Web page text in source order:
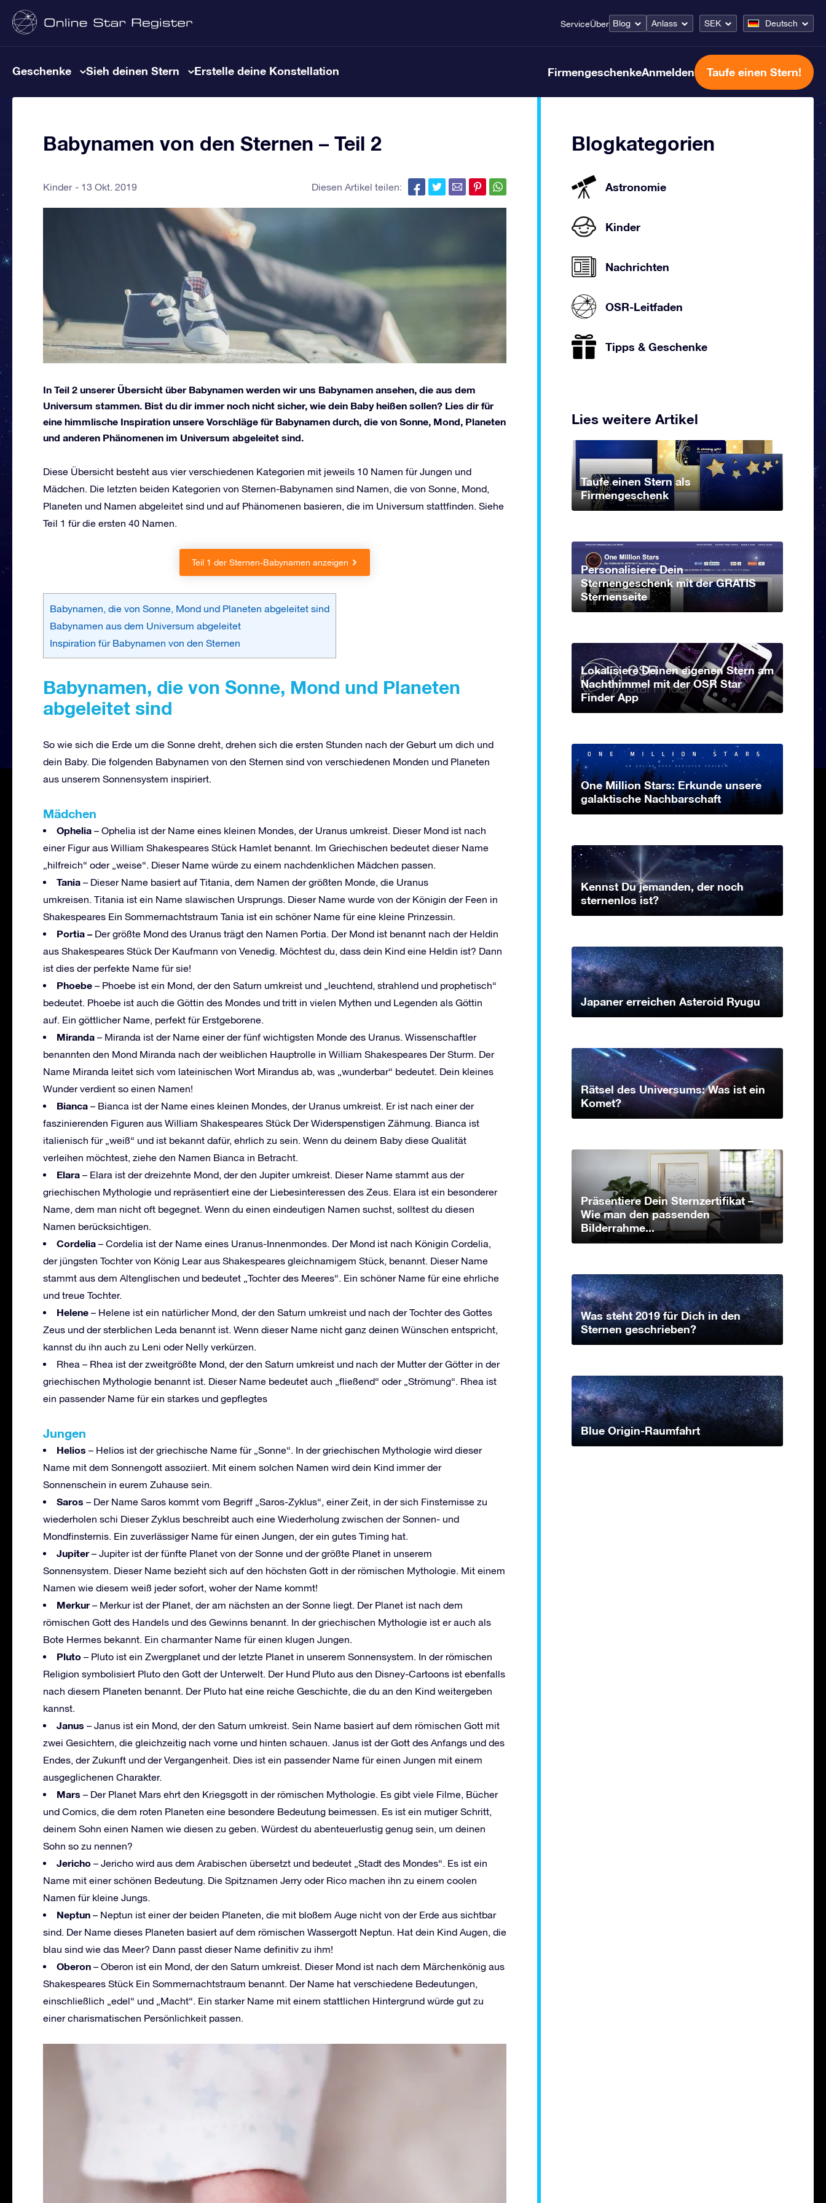
ServiceÜber Blog Anlass SEK Deutsch
Geschenke Sieh deinen Stern Erstelle deine Konstellation FirmengeschenkeAnmelden Taufe einen Stern!
Babynamen von den Sternen – Teil 2
Kinder 13 Okt. 2019 Diesen Artikel teilen:
In Teil 2 unserer Übersicht über Babynamen werden wir uns Babynamen ansehen, die aus dem
Universum stammen. Bist du dir immer noch nicht sicher, wie dein Baby heißen sollen? Lies dir für
eine himmlische Inspiration unsere Vorschläge für Babynamen durch, die von Sonne, Mond, Planeten
und anderen Phänomenen im Universum abgeleitet sind.
Diese Übersicht besteht aus vier verschiedenen Kategorien mit jeweils 10 Namen für Jungen und
Mädchen. Die letzten beiden Kategorien von Sternen-Babynamen sind Namen, die von Sonne, Mond,
Planeten und Namen abgeleitet sind und auf Phänomenen basieren, die im Universum stattfinden. Siehe
Teil 1 für die ersten 40 Namen.
Teil 1 der Sternen-Babynamen anzeigen
Babynamen, die von Sonne, Mond und Planeten abgeleitet sind
Babynamen aus dem Universum abgeleitet
Inspiration für Babynamen von den Sternen
Babynamen, die von Sonne, Mond und Planeten
abgeleitet sind
So wie sich die Erde um die Sonne dreht, drehen sich die ersten Stunden nach der Geburt um dich und
dein Baby. Die folgenden Babynamen von den Sternen sind von verschiedenen Monden und Planeten
aus unserem Sonnensystem inspiriert.
Mädchen
Ophelia – Ophelia ist der Name eines kleinen Mondes, der Uranus umkreist. Dieser Mond ist nach
einer Figur aus William Shakespeares Stück Hamlet benannt. Im Griechischen bedeutet dieser Name
„hilfreich“ oder „weise“. Dieser Name würde zu einem nachdenklichen Mädchen passen.
Tania – Dieser Name basiert auf Titania, dem Namen der größten Monde, die Uranus
umkreisen. Titania ist ein Name slawischen Ursprungs. Dieser Name wurde von der Königin der Feen in
Shakespeares Ein Sommernachtstraum Tania ist ein schöner Name für eine kleine Prinzessin.
Portia – Der größte Mond des Uranus trägt den Namen Portia. Der Mond ist benannt nach der Heldin
aus Shakespeares Stück Der Kaufmann von Venedig. Möchtest du, dass dein Kind eine Heldin ist? Dann
ist dies der perfekte Name für sie!
Phoebe – Phoebe ist ein Mond, der den Saturn umkreist und „leuchtend, strahlend und prophetisch“
bedeutet. Phoebe ist auch die Göttin des Mondes und tritt in vielen Mythen und Legenden als Göttin
auf. Ein göttlicher Name, perfekt für Erstgeborene.
Miranda – Miranda ist der Name einer der fünf wichtigsten Monde des Uranus. Wissenschaftler
benannten den Mond Miranda nach der weiblichen Hauptrolle in William Shakespeares Der Sturm. Der
Name Miranda leitet sich vom lateinischen Wort Mirandus ab, was „wunderbar“ bedeutet. Dein kleines
Wunder verdient so einen Namen!
Bianca – Bianca ist der Name eines kleinen Mondes, der Uranus umkreist. Er ist nach einer der
faszinierenden Figuren aus William Shakespeares Stück Der Widerspenstigen Zähmung. Bianca ist
italienisch für „weiß“ und ist bekannt dafür, ehrlich zu sein. Wenn du deinem Baby diese Qualität
verleihen möchtest, ziehe den Namen Bianca in Betracht.
Elara – Elara ist der dreizehnte Mond, der den Jupiter umkreist. Dieser Name stammt aus der
griechischen Mythologie und repräsentiert eine der Liebesinteressen des Zeus. Elara ist ein besonderer
Name, dem man nicht oft begegnet. Wenn du einen eindeutigen Namen suchst, solltest du diesen
Namen berücksichtigen.
Cordelia – Cordelia ist der Name eines Uranus-Innenmondes. Der Mond ist nach Königin Cordelia,
der jüngsten Tochter von König Lear aus Shakespeares gleichnamigem Stück, benannt. Dieser Name
stammt aus dem Altenglischen und bedeutet „Tochter des Meeres“. Ein schöner Name für eine ehrliche
und treue Tochter.
Helene – Helene ist ein natürlicher Mond, der den Saturn umkreist und nach der Tochter des Gottes
Zeus und der sterblichen Leda benannt ist. Wenn dieser Name nicht ganz deinen Wünschen entspricht,
kannst du ihn auch zu Leni oder Nelly verkürzen.
Rhea – Rhea ist der zweitgrößte Mond, der den Saturn umkreist und nach der Mutter der Götter in der
griechischen Mythologie benannt ist. Dieser Name bedeutet auch „fließend“ oder „Strömung“. Rhea ist
ein passender Name für ein starkes und gepflegtes
Jungen
Helios – Helios ist der griechische Name für „Sonne“. In der griechischen Mythologie wird dieser
Name mit dem Sonnengott assoziiert. Mit einem solchen Namen wird dein Kind immer der
Sonnenschein in eurem Zuhause sein.
Saros – Der Name Saros kommt vom Begriff „Saros-Zyklus“, einer Zeit, in der sich Finsternisse zu
wiederholen schi Dieser Zyklus beschreibt auch eine Wiederholung zwischen der Sonnen- und
Mondfinsternis. Ein zuverlässiger Name für einen Jungen, der ein gutes Timing hat.
Jupiter– Jupiter ist der fünfte Planet von der Sonne und der größte Planet in unserem
Sonnensystem. Dieser Name bezieht sich auf den höchsten Gott in der römischen Mythologie. Mit einem
Namen wie diesem weiß jeder sofort, woher der Name kommt!
Merkur– Merkur ist der Planet, der am nächsten an der Sonne liegt. Der Planet ist nach dem
römischen Gott des Handels und des Gewinns benannt. In der griechischen Mythologie ist er auch als
Bote Hermes bekannt. Ein charmanter Name für einen klugen Jungen.
Pluto – Pluto ist ein Zwergplanet und der letzte Planet in unserem Sonnensystem. In der römischen
Religion symbolisiert Pluto den Gott der Unterwelt. Der Hund Pluto aus den Disney-Cartoons ist ebenfalls
nach diesem Planeten benannt. Der Pluto hat eine reiche Geschichte, die du an den Kind weitergeben
kannst.
Janus – Janus ist ein Mond, der den Saturn umkreist. Sein Name basiert auf dem römischen Gott mit
zwei Gesichtern, die gleichzeitig nach vorne und hinten schauen. Janus ist der Gott des Anfangs und des
Endes, der Zukunft und der Vergangenheit. Dies ist ein passender Name für einen Jungen mit einem
ausgeglichenen Charakter.
Mars – Der Planet Mars ehrt den Kriegsgott in der römischen Mythologie. Es gibt viele Filme, Bücher
und Comics, die dem roten Planeten eine besondere Bedeutung beimessen. Es ist ein mutiger Schritt,
deinem Sohn einen Namen wie diesen zu geben. Würdest du abenteuerlustig genug sein, um deinen
Sohn so zu nennen?
Jericho – Jericho wird aus dem Arabischen übersetzt und bedeutet „Stadt des Mondes“. Es ist ein
Name mit einer schönen Bedeutung. Die Spitznamen Jerry oder Rico machen ihn zu einem coolen
Namen für kleine Jungs.
Neptun – Neptun ist einer der beiden Planeten, die mit bloßem Auge nicht von der Erde aus sichtbar
sind. Der Name dieses Planeten basiert auf dem römischen Wassergott Neptun. Hat dein Kind Augen, die
blau sind wie das Meer? Dann passt dieser Name definitiv zu ihm!
Oberon – Oberon ist ein Mond, der den Saturn umkreist. Dieser Mond ist nach dem Märchenkönig aus
Shakespeares Stück Ein Sommernachtstraum benannt. Der Name hat verschiedene Bedeutungen,
einschließlich „edel“ und „Macht“. Ein starker Name mit einem stattlichen Hintergrund würde gut zu
einer charismatischen Persönlichkeit passen.
Blogkategorien
Astronomie
Kinder
Nachrichten
OSR-Leitfaden
Tipps & Geschenke
Lies weitere Artikel
Taufe einen Stern als
Firmengeschenk
Personalisiere Dein
Sternengeschenk mit der GRATIS
Sternenseite
Lokalisiere Deinen eigenen Stern am
Nachthimmel mit der OSR Star
Finder App
One Million Stars: Erkunde unsere
galaktische Nachbarschaft
Kennst Du jemanden, der noch
sternenlos ist?
Japaner erreichen Asteroid Ryugu
Rätsel des Universums: Was ist ein
Komet?
Präsentiere Dein Sternzertifikat –
Wie man den passenden
Bilderrahme...
Was steht 2019 für Dich in den
Sternen geschrieben?
Blue Origin-Raumfahrt